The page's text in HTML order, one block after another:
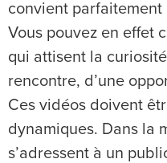
convient parfaitement
Vous pouvez en effet
qui attisent la
rencontre, d’une
Ces vidéos doivent
dynamiques. Dans la
s’adressent à un